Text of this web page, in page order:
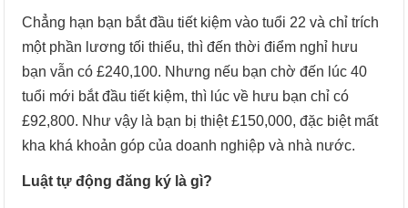
Chẳng hạn bạn bắt đầu tiết kiệm vào tuổi 22 và chỉ trích
một phần lương tối thiểu, thì đến thời điểm nghỉ hưu
bạn vẫn có £240,100. Nhưng nếu bạn chờ đến lúc 40
tuổi mới bắt đầu tiết kiệm, thì lúc về hưu bạn chỉ có
£92,800. Như vậy là bạn bị thiệt £150,000, đặc biệt mất
kha khá khoản góp của doanh nghiệp và nhà nước.
Luật tự động đăng ký là gì?